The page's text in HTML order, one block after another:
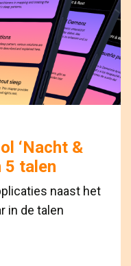
‘Nacht &
5 talen
naast het
in de talen